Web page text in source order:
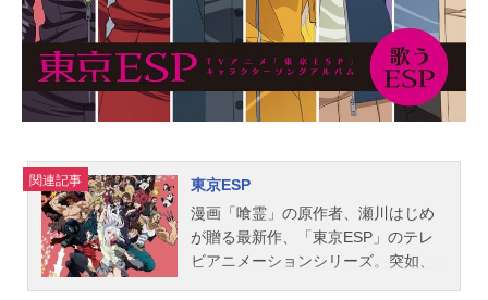
がモテてどうすんだ』（講談社「別
冊フレンド」連載）監督：石踊宏シ
リーズ構成：横手美智子キャラクタ
ーデザイン：たむらかずひこサブキ
ャラクターデザイン・総作画監督：
音響監督：高寺たけし音楽：川田瑠
夏アニメーション制作：ブレイン
ズ・ベース主題歌OP：「Prince×Pr...
関連記事
東京ESP
漫画「喰霊」の原作者、瀬川はじめ
が贈る最新作、「東京ESP」のテレ
ビアニメーションシリーズ。突如、